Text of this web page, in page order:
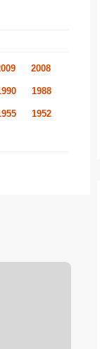
2008
1988
1952